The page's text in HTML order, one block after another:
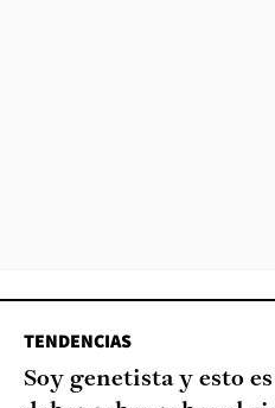
TENDENCIAS
Soy genetista y esto